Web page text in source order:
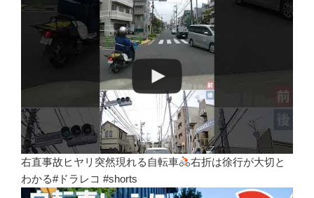
右直事故ヒヤリ突然現れる自転車
右折は徐行が大切と
わかる#ドラレコ #shorts